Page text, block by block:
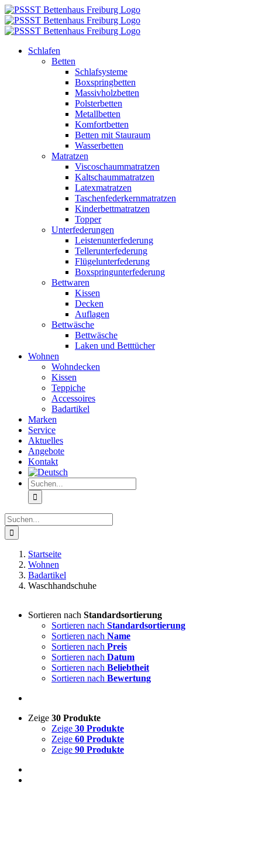
Zum
Inhalt
springen
Schlafen
Betten
Schlafsysteme
Boxspringbetten
Massivholzbetten
Polsterbetten
Metallbetten
Komfortbetten
Betten mit Stauraum
Wasserbetten
Matratzen
Viscoschaummatratzen
Kaltschaummatratzen
Latexmatratzen
Taschenfederkernmatratzen
Kinderbettmatratzen
Topper
Unterfederungen
Leistenunterfederung
Tellerunterfederung
Flügelunterfederung
Boxspringunterfederung
Bettwaren
Kissen
Decken
Auflagen
Bettwäsche
Bettwäsche
Laken und Betttücher
Wohnen
Wohndecken
Kissen
Teppiche
Accessoires
Badartikel
Marken
Service
Aktuelles
Angebote
Kontakt
Suche
nach:
Suche
nach:
Startseite
Wohnen
Badartikel
Waschhandschuhe
Sortieren nach Standardsortierung
Sortieren nach Standardsortierung
Sortieren nach Name
Sortieren nach Preis
Sortieren nach Datum
Sortieren nach Beliebtheit
Sortieren nach Bewertung
Zeige 30 Produkte
Zeige 30 Produkte
Zeige 60 Produkte
Zeige 90 Produkte